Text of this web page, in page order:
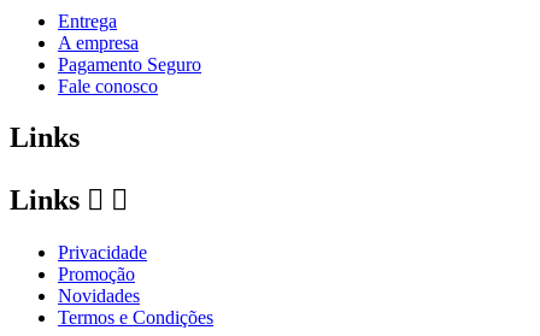
Entrega
A empresa
Pagamento Seguro
Fale conosco
Links
Links  
Privacidade
Promoção
Novidades
Termos e Condições